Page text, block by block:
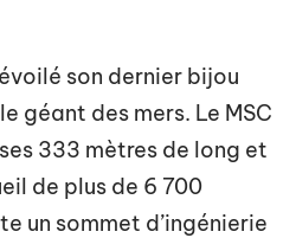
son dernier bijou
géant des mers. Le MSC
333 mètres de long et
de plus de 6 700
un sommet d’ingénierie